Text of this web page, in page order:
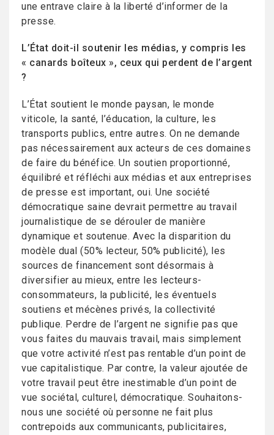
une entrave claire à la liberté d’informer de la
presse.
L’État doit-il soutenir les médias, y compris les
« canards boîteux », ceux qui perdent de l’argent
?
L’État soutient le monde paysan, le monde
viticole, la santé, l’éducation, la culture, les
transports publics, entre autres. On ne demande
pas nécessairement aux acteurs de ces domaines
de faire du bénéfice. Un soutien proportionné,
équilibré et réfléchi aux médias et aux entreprises
de presse est important, oui. Une société
démocratique saine devrait permettre au travail
journalistique de se dérouler de manière
dynamique et soutenue. Avec la disparition du
modèle dual (50% lecteur, 50% publicité), les
sources de financement sont désormais à
diversifier au mieux, entre les lecteurs-
consommateurs, la publicité, les éventuels
soutiens et mécènes privés, la collectivité
publique. Perdre de l’argent ne signifie pas que
vous faites du mauvais travail, mais simplement
que votre activité n’est pas rentable d’un point de
vue capitalistique. Par contre, la valeur ajoutée de
votre travail peut être inestimable d’un point de
vue sociétal, culturel, démocratique. Souhaitons-
nous une société où personne ne fait plus
contrepoids aux communicants, publicitaires,